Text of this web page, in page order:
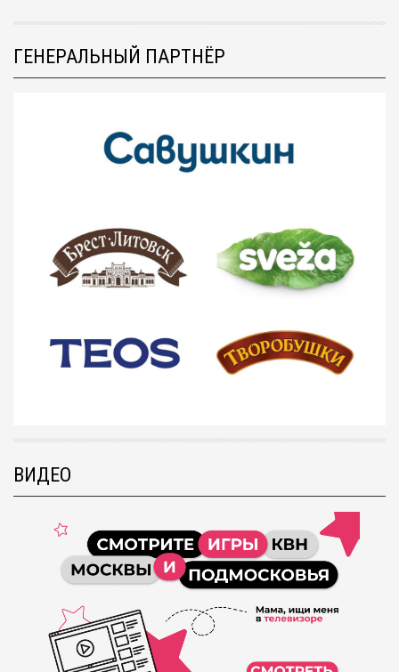
ГЕНЕРАЛЬНЫЙ ПАРТНЁР
ВИДЕО